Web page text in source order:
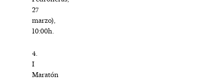
27
marzo),
10:00h.
4.
I
Maratón